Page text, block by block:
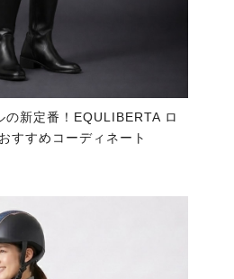
の新定番！EQULIBERTA ロ
すすめコーディネート